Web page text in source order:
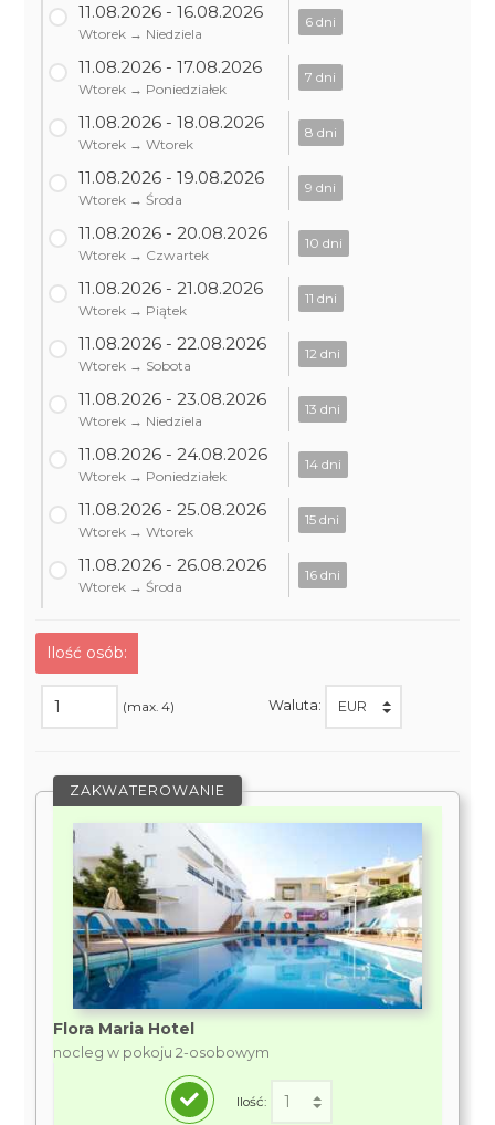
11.08.2026 - 16.08.2026
Wtorek → Niedziela
6 dni
11.08.2026 - 17.08.2026
Wtorek → Poniedziałek
7 dni
11.08.2026 - 18.08.2026
Wtorek → Wtorek
8 dni
11.08.2026 - 19.08.2026
Wtorek → Środa
9 dni
11.08.2026 - 20.08.2026
Wtorek → Czwartek
10 dni
11.08.2026 - 21.08.2026
Wtorek → Piątek
11 dni
11.08.2026 - 22.08.2026
Wtorek → Sobota
12 dni
11.08.2026 - 23.08.2026
Wtorek → Niedziela
13 dni
11.08.2026 - 24.08.2026
Wtorek → Poniedziałek
14 dni
11.08.2026 - 25.08.2026
Wtorek → Wtorek
15 dni
11.08.2026 - 26.08.2026
Wtorek → Środa
16 dni
Ilość osób:
(max. 4) Waluta:
ZAKWATEROWANIE
Flora Maria Hotel
nocleg w pokoju 2-osobowym
Ilość: